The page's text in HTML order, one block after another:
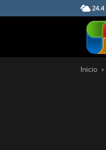
24.4
Inicio